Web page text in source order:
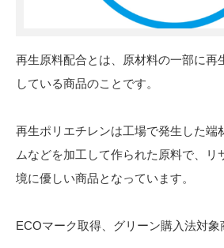
再生原料配合とは、原材料の一部に再
している商品のことです。
再生ポリエチレンは工場で発生した端
ムなどを加工して作られた原料で、リ
境に優しい商品となっています。
ECOマーク取得、グリーン購入法対象